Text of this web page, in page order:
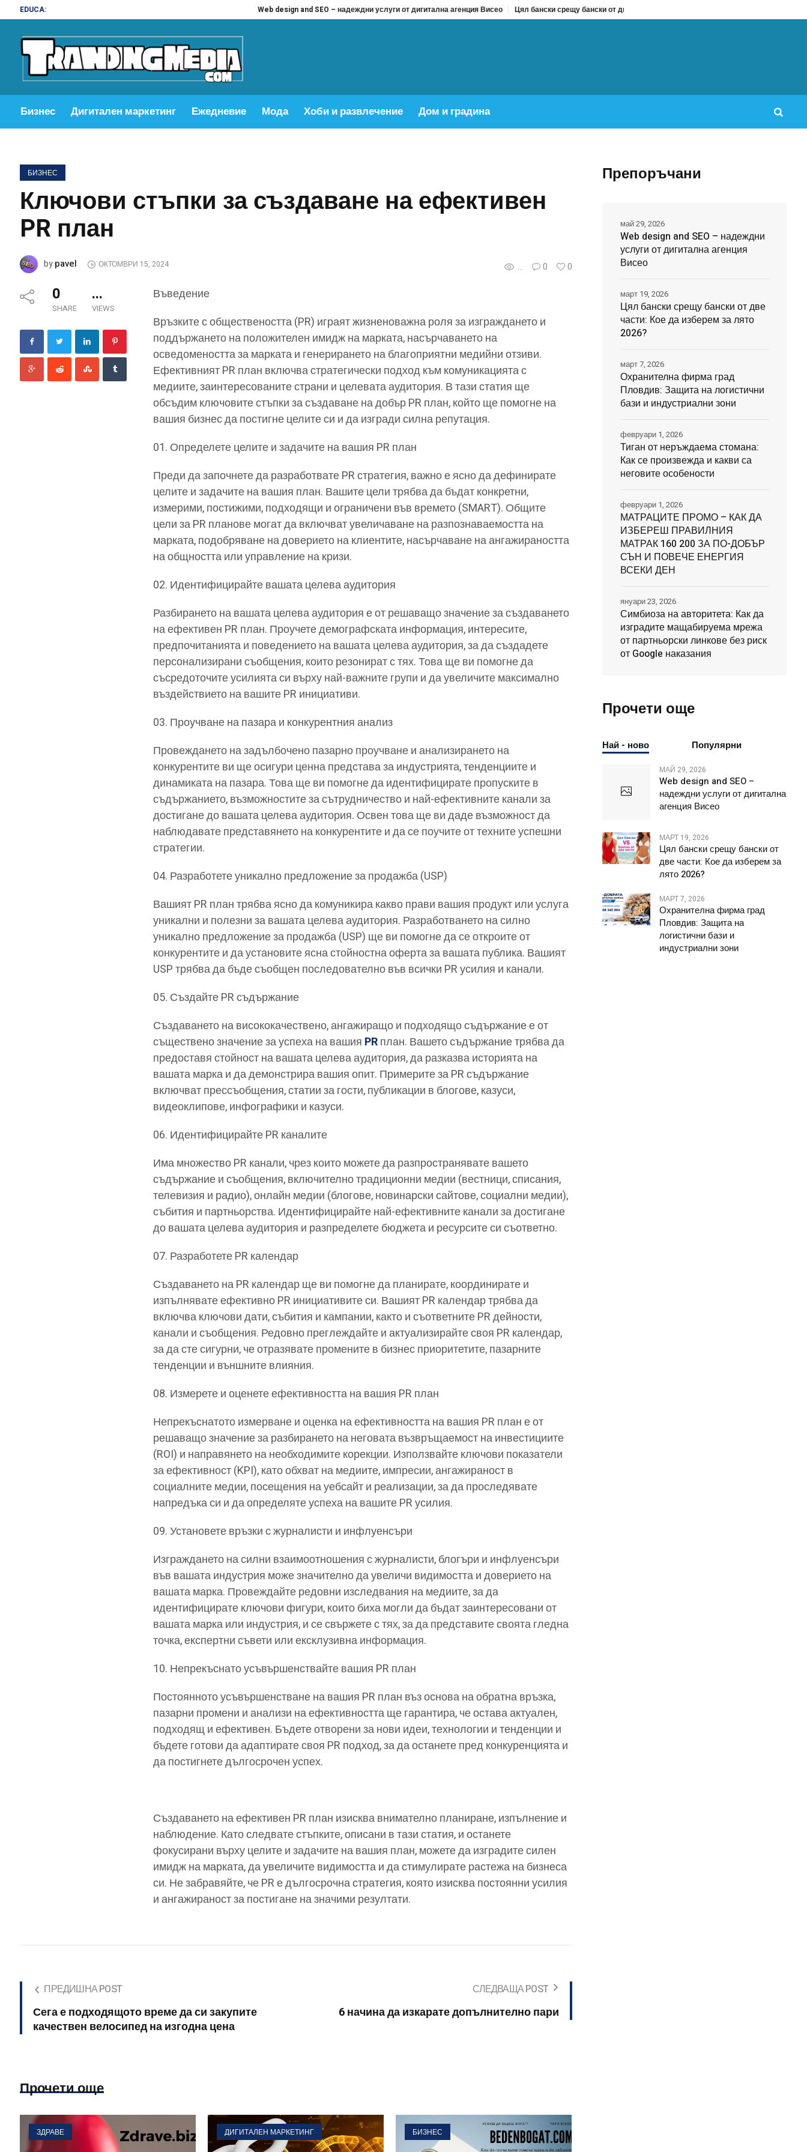
EDUCA: Web design and SEO – надеждни услуги от дигитална агенция Висео Цял бански срещу бански от две части: Кое да изберем за лято 2026?
Бизнес Дигитален маркетинг Ежедневие Мода Хоби и развлечение Дом и градина
БИЗНЕС
Ключови стъпки за създаване на ефективен
PR план
... 0 0
bypavel ОКТОМВРИ 15, 2024
0
SHARE
...
VIEWS
Въведение
Връзките с обществеността (PR) играят жизненоважна роля за изграждането и
поддържането на положителен имидж на марката, насърчаването на
осведомеността за марката и генерирането на благоприятни медийни отзиви.
Ефективният PR план включва стратегически подход към комуникацията с
медиите, заинтересованите страни и целевата аудитория. В тази статия ще
обсъдим ключовите стъпки за създаване на добър PR план, който ще помогне на
вашия бизнес да постигне целите си и да изгради силна репутация.
Определете целите и задачите на вашия PR план
Преди да започнете да разработвате PR стратегия, важно е ясно да дефинирате
целите и задачите на вашия план. Вашите цели трябва да бъдат конкретни,
измерими, постижими, подходящи и ограничени във времето (SMART). Общите
цели за PR планове могат да включват увеличаване на разпознаваемостта на
марката, подобряване на доверието на клиентите, насърчаване на ангажираността
на общността или управление на кризи.
Идентифицирайте вашата целева аудитория
Разбирането на вашата целева аудитория е от решаващо значение за създаването
на ефективен PR план. Проучете демографската информация, интересите,
предпочитанията и поведението на вашата целева аудитория, за да създадете
персонализирани съобщения, които резонират с тях. Това ще ви помогне да
съсредоточите усилията си върху най-важните групи и да увеличите максимално
въздействието на вашите PR инициативи.
Проучване на пазара и конкурентния анализ
Провеждането на задълбочено пазарно проучване и анализирането на
конкурентите ви ще осигури ценна представа за индустрията, тенденциите и
динамиката на пазара. Това ще ви помогне да идентифицирате пропуските в
съдържанието, възможностите за сътрудничество и най-ефективните канали за
достигане до вашата целева аудитория. Освен това ще ви даде възможност да
наблюдавате представянето на конкурентите и да се поучите от техните успешни
стратегии.
Разработете уникално предложение за продажба (USP)
Вашият PR план трябва ясно да комуникира какво прави вашия продукт или услуга
уникални и полезни за вашата целева аудитория. Разработването на силно
уникално предложение за продажба (USP) ще ви помогне да се откроите от
конкурентите и да установите ясна стойностна оферта за вашата публика. Вашият
USP трябва да бъде съобщен последователно във всички PR усилия и канали.
Създайте PR съдържание
Създаването на висококачествено, ангажиращо и подходящо съдържание е от
съществено значение за успеха на вашия PRплан. Вашето съдържание трябва да
предоставя стойност на вашата целева аудитория, да разказва историята на
вашата марка и да демонстрира вашия опит. Примерите за PR съдържание
включват прессъобщения, статии за гости, публикации в блогове, казуси,
видеоклипове, инфографики и казуси.
Идентифицирайте PR каналите
Има множество PR канали, чрез които можете да разпространявате вашето
съдържание и съобщения, включително традиционни медии (вестници, списания,
телевизия и радио), онлайн медии (блогове, новинарски сайтове, социални медии),
събития и партньорства. Идентифицирайте най-ефективните канали за достигане
до вашата целева аудитория и разпределете бюджета и ресурсите си съответно.
Разработете PR календар
Създаването на PR календар ще ви помогне да планирате, координирате и
изпълнявате ефективно PR инициативите си. Вашият PR календар трябва да
включва ключови дати, събития и кампании, както и съответните PR дейности,
канали и съобщения. Редовно преглеждайте и актуализирайте своя PR календар,
за да сте сигурни, че отразявате промените в бизнес приоритетите, пазарните
тенденции и външните влияния.
Измерете и оценете ефективността на вашия PR план
Непрекъснатото измерване и оценка на ефективността на вашия PR план е от
решаващо значение за разбирането на неговата възвръщаемост на инвестициите
(ROI) и направянето на необходимите корекции. Използвайте ключови показатели
за ефективност (KPI), като обхват на медиите, импресии, ангажираност в
социалните медии, посещения на уебсайт и реализации, за да проследявате
напредъка си и да определяте успеха на вашите PR усилия.
Установете връзки с журналисти и инфлуенсъри
Изграждането на силни взаимоотношения с журналисти, блогъри и инфлуенсъри
във вашата индустрия може значително да увеличи видимостта и доверието на
вашата марка. Провеждайте редовни изследвания на медиите, за да
идентифицирате ключови фигури, които биха могли да бъдат заинтересовани от
вашата марка или индустрия, и се свържете с тях, за да представите своята гледна
точка, експертни съвети или ексклузивна информация.
Непрекъснато усъвършенствайте вашия PR план
Постоянното усъвършенстване на вашия PR план въз основа на обратна връзка,
пазарни промени и анализи на ефективността ще гарантира, че остава актуален,
подходящ и ефективен. Бъдете отворени за нови идеи, технологии и тенденции и
бъдете готови да адаптирате своя PR подход, за да останете пред конкуренцията и
да постигнете дългосрочен успех.
Създаването на ефективен PR план изисква внимателно планиране, изпълнение и
наблюдение. Като следвате стъпките, описани в тази статия, и останете
фокусирани върху целите и задачите на вашия план, можете да изградите силен
имидж на марката, да увеличите видимостта и да стимулирате растежа на бизнеса
си. Не забравяйте, че PR е дългосрочна стратегия, която изисква постоянни усилия
и ангажираност за постигане на значими резултати.
ПРЕДИШНА POST
Сега е подходящото време да си закупите
качествен велосипед на изгодна цена
СЛЕДВАЩА POST
6 начина да изкарате допълнително пари
Прочети още
ЗДРАВЕ ДИГИТАЛЕН МАРКЕТИНГ БИЗНЕС
Препоръчани
Web design and SEO – надеждни
услуги от дигитална агенция
Висео
май 29, 2026
Цял бански срещу бански от две
части: Кое да изберем за лято
2026?
март 19, 2026
Охранителна фирма град
Пловдив: Защита на логистични
бази и индустриални зони
март 7, 2026
Тиган от неръждаема стомана:
Как се произвежда и какви са
неговите особености
февруари 1, 2026
МАТРАЦИТЕ ПРОМО – КАК ДА
ИЗБЕРЕШ ПРАВИЛНИЯ
МАТРАК 160 200 ЗА ПО-ДОБЪР
СЪН И ПОВЕЧЕ ЕНЕРГИЯ
ВСЕКИ ДЕН
февруари 1, 2026
Симбиоза на авторитета: Как да
изградите мащабируема мрежа
от партньорски линкове без риск
от Google наказания
януари 23, 2026
Прочети още
Най - ново Популярни
МАЙ 29, 2026
Web design and SEO –
надеждни услуги от дигитална
агенция Висео
МАРТ 19, 2026
Цял бански срещу бански от
две части: Кое да изберем за
лято 2026?
МАРТ 7, 2026
Охранителна фирма град
Пловдив: Защита на
логистични бази и
индустриални зони